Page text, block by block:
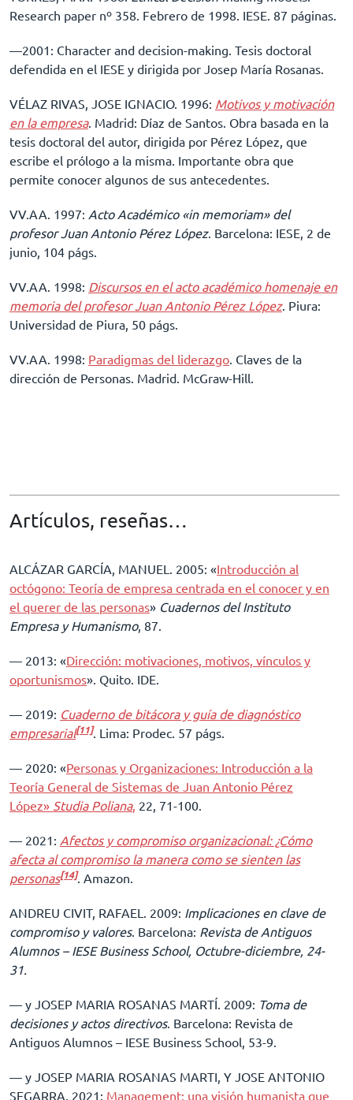
Research paper nº 358. Febrero de 1998. IESE. 87 páginas.
––2001: Character and decision-making. Tesis doctoral
defendida en el IESE y dirigida por Josep María Rosanas.
VÉLAZ RIVAS, JOSE IGNACIO. 1996: Motivos y motivación
en la empresa. Madrid: Díaz de Santos. Obra basada en la
tesis doctoral del autor, dirigida por Pérez López, que
escribe el prólogo a la misma. Importante obra que
permite conocer algunos de sus antecedentes.
VV.AA. 1997: Acto Académico «in memoriam» del
profesor Juan Antonio Pérez López. Barcelona: IESE, 2 de
junio, 104 págs.
VV.AA. 1998: Discursos en el acto académico homenaje en
memoria del profesor Juan Antonio Pérez López. Piura:
Universidad de Piura, 50 págs.
VV.AA. 1998: Paradigmas del liderazgo. Claves de la
dirección de Personas. Madrid. McGraw-Hill.
Artículos, reseñas…
ALCÁZAR GARCÍA, MANUEL. 2005: «Introducción al
octógono: Teoría de empresa centrada en el conocer y en
el querer de las personas» Cuadernos del Instituto
Empresa y Humanismo, 87.
–– 2013: «Dirección: motivaciones, motivos, vínculos y
oportunismos». Quito. IDE.
–– 2019: Cuaderno de bitácora y guía de diagnóstico
empresarial[11]. Lima: Prodec. 57 págs.
–– 2020: «Personas y Organizaciones: Introducción a la
Teoría General de Sistemas de Juan Antonio Pérez
López» Studia Poliana, 22, 71-100.
–– 2021: Afectos y compromiso organizacional: ¿Cómo
afecta al compromiso la manera como se sienten las
personas[14]. Amazon.
ANDREU CIVIT, RAFAEL. 2009: Implicaciones en clave de
compromiso y valores. Barcelona: Revista de Antiguos
Alumnos – IESE Business School, Octubre-diciembre, 24-
31.
–– y JOSEP MARIA ROSANAS MARTÍ. 2009: Toma de
decisiones y actos directivos. Barcelona: Revista de
Antiguos Alumnos – IESE Business School, 53-9.
–– y JOSEP MARIA ROSANAS MARTI, Y JOSE ANTONIO
SEGARRA. 2021: Management: una visión humanista que